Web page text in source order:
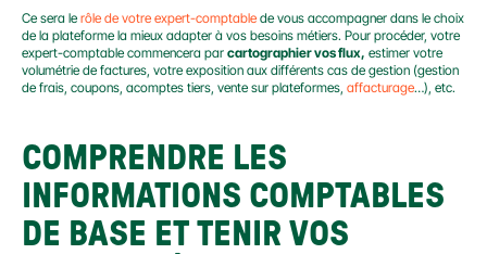
Ce sera le rôle de votre expert-comptable de vous accompagner dans le choix
de la plateforme la mieux adapter à vos besoins métiers. Pour procéder, votre
expert-comptable commencera par cartographier vos flux, estimer votre
volumétrie de factures, votre exposition aux différents cas de gestion (gestion
de frais, coupons, acomptes tiers, vente sur plateformes, affacturage…), etc.
COMPRENDRE LES
INFORMATIONS COMPTABLES
DE BASE ET TENIR VOS